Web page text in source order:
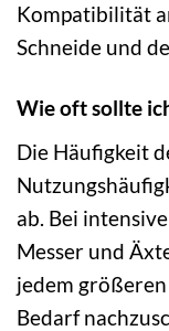
Kompatibilität
Schneide und
Wie oft sollte
Die Häufigkeit
ab. Bei
Messer und
jedem
Bedarf